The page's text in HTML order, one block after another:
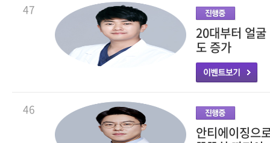
47
20대부터 얼
도 증가
46
안티에이징으